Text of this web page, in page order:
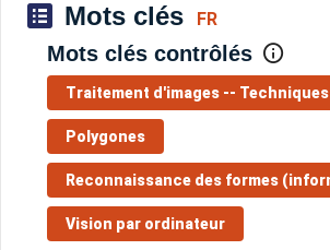
Mots clés FR
Mots clés contrôlés
Traitement d'images --
Polygones
Reconnaissance des formes
Vision par ordinateur